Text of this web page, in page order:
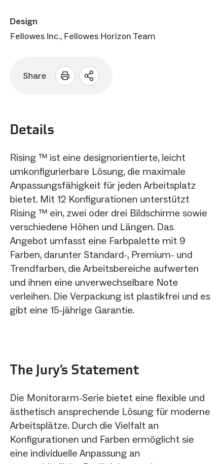
Design
Fellowes Inc., Fellowes Horizon Team
Share
Sharing
Details
Rising ™ ist eine designorientierte, leicht
umkonfigurierbare Lösung, die maximale
Anpassungsfähigkeit für jeden Arbeitsplatz
bietet. Mit 12 Konfigurationen unterstützt
Rising ™ ein, zwei oder drei Bildschirme sowie
verschiedene Höhen und Längen. Das
Angebot umfasst eine Farbpalette mit 9
Farben, darunter Standard-, Premium- und
Trendfarben, die Arbeitsbereiche aufwerten
und ihnen eine unverwechselbare Note
verleihen. Die Verpackung ist plastikfrei und es
gibt eine 15-jährige Garantie.
The Jury‘s Statement
Die Monitorarm-Serie bietet eine flexible und
ästhetisch ansprechende Lösung für moderne
Arbeitsplätze. Durch die Vielfalt an
Konfigurationen und Farben ermöglicht sie
eine individuelle Anpassung an